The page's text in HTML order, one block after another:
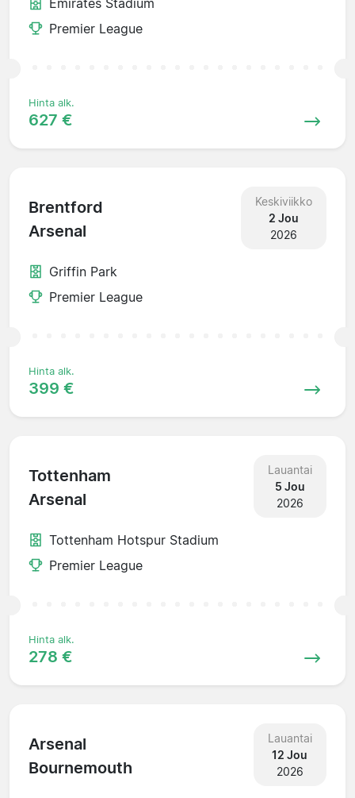
Premier League
Hinta alk.
627 €
Brentford
Arsenal
Keskiviikko
2 Jou
2026
Griffin Park
Premier League
Hinta alk.
399 €
Tottenham
Arsenal
Lauantai
5 Jou
2026
Tottenham Hotspur Stadium
Premier League
Hinta alk.
278 €
Arsenal
Bournemouth
Lauantai
12 Jou
2026